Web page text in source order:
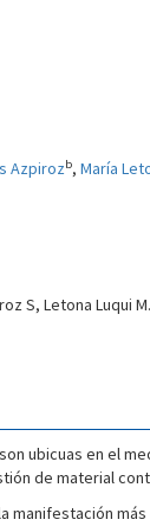
Azpirozb, María
S, Letona Luqui
ubicuas en el
de material